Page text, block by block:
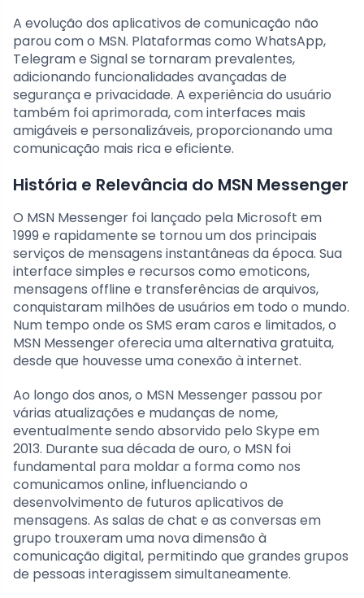
A evolução dos aplicativos de comunicação não
parou com o MSN. Plataformas como WhatsApp,
Telegram e Signal se tornaram prevalentes,
adicionando funcionalidades avançadas de
segurança e privacidade. A experiência do usuário
também foi aprimorada, com interfaces mais
amigáveis e personalizáveis, proporcionando uma
comunicação mais rica e eficiente.
História e Relevância do MSN Messenger
O MSN Messenger foi lançado pela Microsoft em
1999 e rapidamente se tornou um dos principais
serviços de mensagens instantâneas da época. Sua
interface simples e recursos como emoticons,
mensagens offline e transferências de arquivos,
conquistaram milhões de usuários em todo o mundo.
Num tempo onde os SMS eram caros e limitados, o
MSN Messenger oferecia uma alternativa gratuita,
desde que houvesse uma conexão à internet.
Ao longo dos anos, o MSN Messenger passou por
várias atualizações e mudanças de nome,
eventualmente sendo absorvido pelo Skype em
2013. Durante sua década de ouro, o MSN foi
fundamental para moldar a forma como nos
comunicamos online, influenciando o
desenvolvimento de futuros aplicativos de
mensagens. As salas de chat e as conversas em
grupo trouxeram uma nova dimensão à
comunicação digital, permitindo que grandes grupos
de pessoas interagissem simultaneamente.